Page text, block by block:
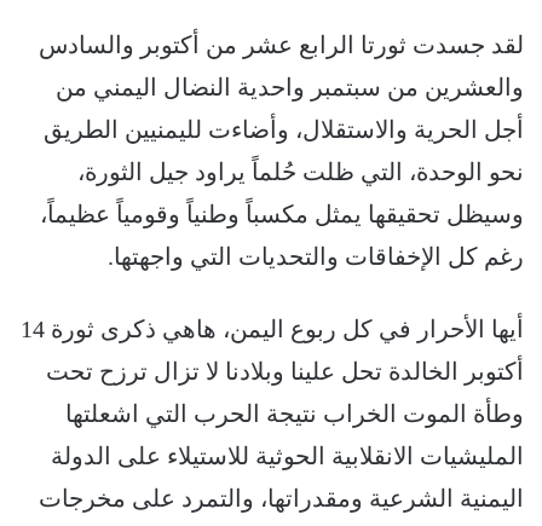
لقد جسدت ثورتا الرابع عشر من أكتوبر والسادس
والعشرين من سبتمبر واحدية النضال اليمني من
أجل الحرية والاستقلال، وأضاءت لليمنيين الطريق
نحو الوحدة، التي ظلت حُلماً يراود جيل الثورة،
وسيظل تحقيقها يمثل مكسباً وطنياً وقومياً عظيماً،
رغم كل الإخفاقات والتحديات التي واجهتها.
أيها الأحرار في كل ربوع اليمن، هاهي ذكرى ثورة 14
أكتوبر الخالدة تحل علينا وبلادنا لا تزال ترزح تحت
وطأة الموت الخراب نتيجة الحرب التي اشعلتها
المليشيات الانقلابية الحوثية للاستيلاء على الدولة
اليمنية الشرعية ومقدراتها، والتمرد على مخرجات